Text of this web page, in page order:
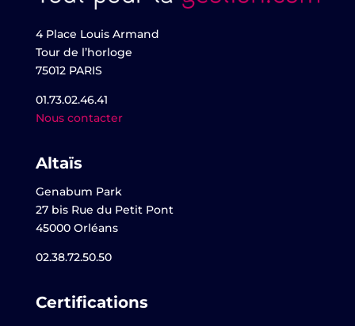
4 Place Louis Armand
Tour de l’horloge
75012 PARIS
01.73.02.46.41
Nous contacter
Altaïs
Genabum Park
27 bis Rue du Petit Pont
45000 Orléans
02.38.72.50.50
Certifications